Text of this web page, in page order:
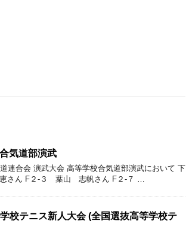
気道部演武
連合会 演武大会 高等学校合気道部演武において 下
さん F２-３ 葉山 志帆さん F２-７ …
校テニス新人大会 (全国選抜高等学校テ